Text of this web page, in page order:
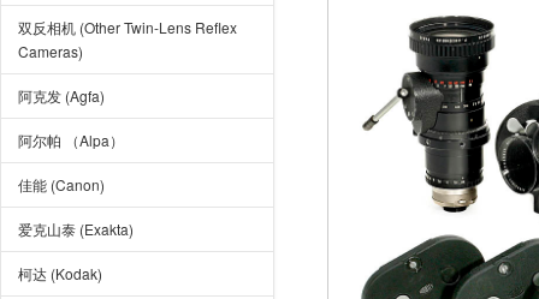
双反相机 (Other Twin-Lens Reflex
Cameras)
阿克发 (Agfa)
阿尔帕 （Alpa）
佳能 (Canon)
爱克山泰 (Exakta)
柯达 (Kodak)